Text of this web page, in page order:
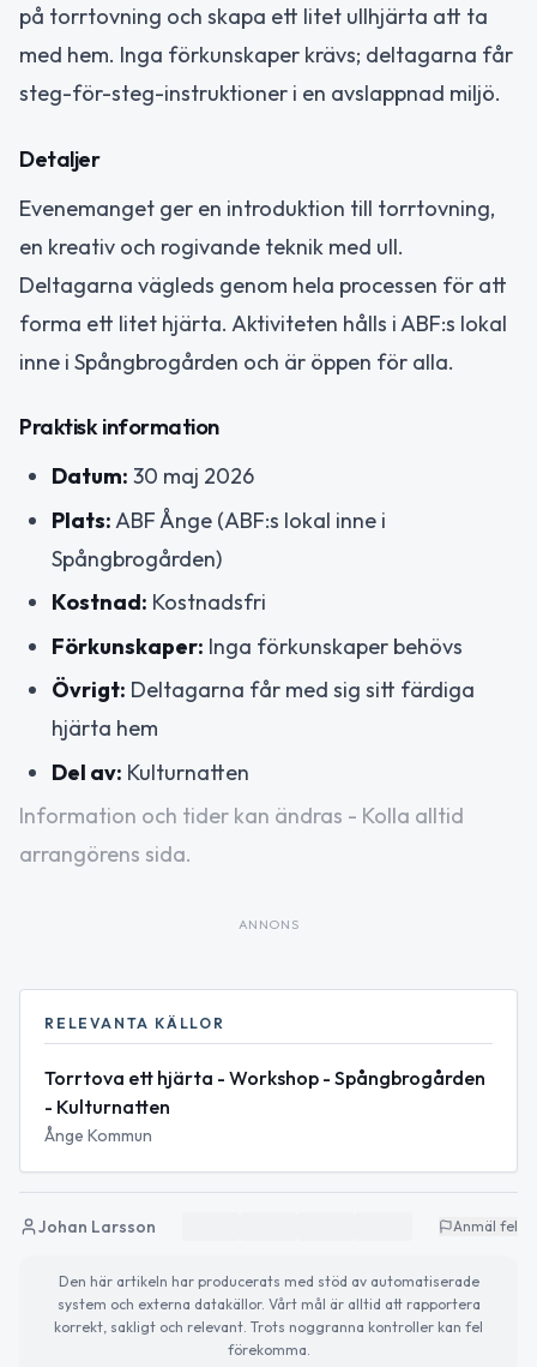
på torrtovning och skapa ett litet ullhjärta att ta
med hem. Inga förkunskaper krävs; deltagarna får
steg-för-steg-instruktioner i en avslappnad miljö.
Detaljer
Evenemanget ger en introduktion till torrtovning,
en kreativ och rogivande teknik med ull.
Deltagarna vägleds genom hela processen för att
forma ett litet hjärta. Aktiviteten hålls i ABF:s lokal
inne i Spångbrogården och är öppen för alla.
Praktisk information
Datum: 30 maj 2026
Plats: ABF Ånge (ABF:s lokal inne i
Spångbrogården)
Kostnad: Kostnadsfri
Förkunskaper: Inga förkunskaper behövs
Övrigt: Deltagarna får med sig sitt färdiga
hjärta hem
Del av: Kulturnatten
Information och tider kan ändras - Kolla alltid
arrangörens sida.
ANNONS
RELEVANTA KÄLLOR
Torrtova ett hjärta - Workshop - Spångbrogården
- Kulturnatten
Ånge Kommun
Johan Larsson Anmäl fel
Den här artikeln har producerats med stöd av automatiserade
system och externa datakällor. Vårt mål är alltid att rapportera
korrekt, sakligt och relevant. Trots noggranna kontroller kan fel
förekomma.